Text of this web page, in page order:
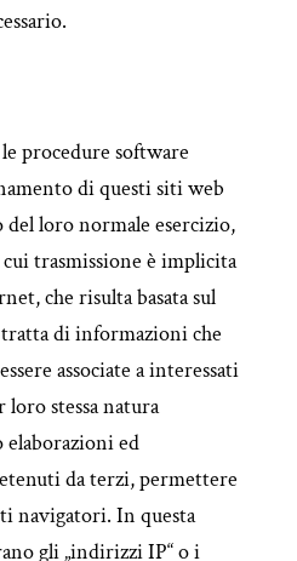
procedure software
di questi siti web
del loro normale esercizio,
trasmissione è implicita
che risulta basata sul
di informazioni che
associate a interessati
stessa natura
ed
da terzi, permettere
navigatori. In questa
gli „indirizzi IP“ o i